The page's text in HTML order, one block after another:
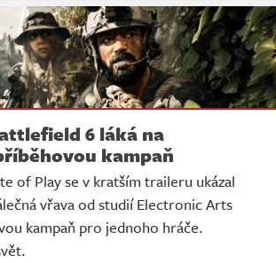
6 láká na
kampaň
of Play se v kratším traileru ukázal
vřava od studií Electronic Arts
kampaň pro jednoho hráče.